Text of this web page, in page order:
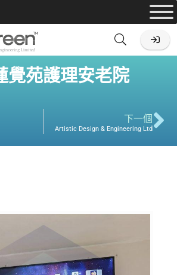
覺苑護理安老院
下一個
Artistic Design & Engineering Ltd